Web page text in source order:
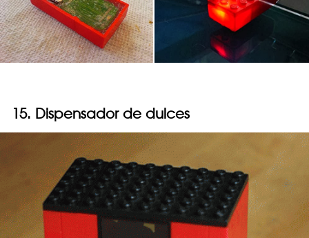
15. Dispensador de dulces